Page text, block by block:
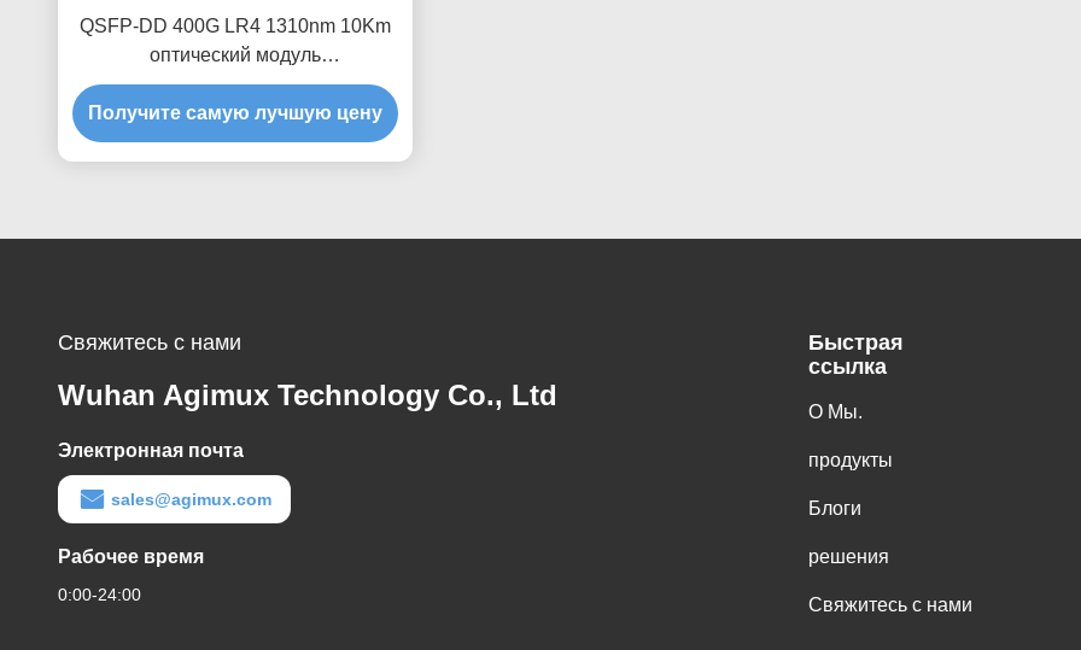
QSFP-DD 400G LR4 1310nm 10Km
оптический модуль
приемопередатчика
Получите самую лучшую цену
Свяжитесь с нами
Wuhan Agimux Technology Co., Ltd
Электронная почта
sales@agimux.com
Рабочее время
0:00-24:00
Быстрая
ссылка
О Мы.
продукты
Блоги
решения
Свяжитесь с нами